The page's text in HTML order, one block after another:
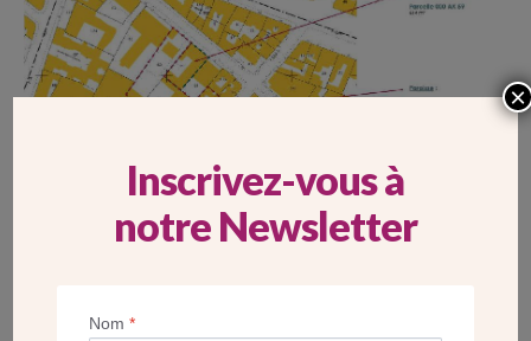
Inscrivez-vous à
notre Newsletter
Nom*
×